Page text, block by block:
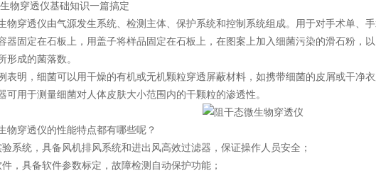
穿透仪基础知识一篇搞定
穿透仪由气源发生系统、检测主体、保护系统和控制系统组成。用于对手术单、
器固定在石板上，用盖子将样品固定在石板上，在图案上加入细菌污染的滑石粉，
形成的菌落数。
明，细菌可以用干燥的有机或无机颗粒穿透屏蔽材料，如携带细菌的皮屑或干净
可用于测量细菌对人体皮肤大小范围内的干颗粒的渗透性。
穿透仪的性能特点都有哪些呢？
统，具备风机排风系统和进出风高效过滤器，保证操作人员安全；
具备软件参数标定，故障检测自动保护功能；